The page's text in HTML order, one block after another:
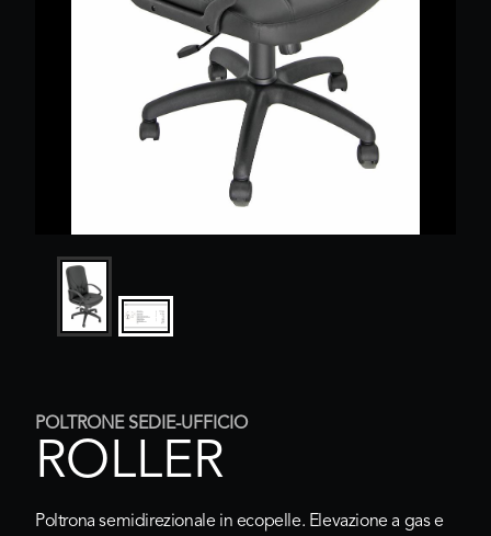
POLTRONE SEDIE-UFFICIO
ROLLER
Poltrona semidirezionale in ecopelle. Elevazione a gas e